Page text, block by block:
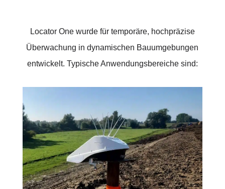
Locator One wurde für temporäre, hochpräzise
Überwachung in dynamischen Bauumgebungen
entwickelt. Typische Anwendungsbereiche sind: